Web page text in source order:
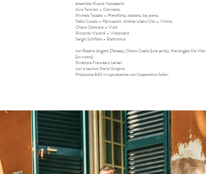
ensemble Musica Necessaria
Livia Tancioni – Clarinetto
Michele Tozzetti – Pianoforte, tastiere, toy piano,
Fabio Cuozzo – Percussioni, Andrea Libero Cito – Violino,
Chiara Ciancone – Viola
Riccardo Viscardi – Violoncello
Sergio Schifano – Elettronica
con Rosaria Angotti (Teresa), Chiara Osella (una sarta), Mariangela De
(un cuoco)
Direttore Francesco Leineri
Luci e tecnica Daria Grispino
Produzione E45 in coproduzione con Cooperativa Safari